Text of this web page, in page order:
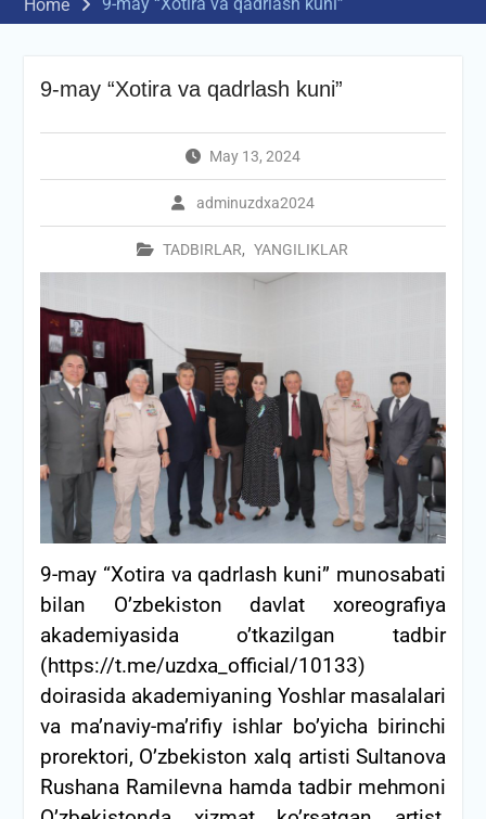
Home
9-may “Xotira va qadrlash kuni”
May 13, 2024
adminuzdxa2024
TADBIRLAR, YANGILIKLAR
9-may “Xotira va qadrlash kuni” munosabati
bilan O’zbekiston davlat xoreografiya
akademiyasida o’tkazilgan tadbir
(https://t.me/uzdxa_official/10133)
doirasida akademiyaning Yoshlar masalalari
va ma’naviy-ma’rifiy ishlar bo’yicha birinchi
prorektori, O’zbekiston xalq artisti Sultanova
Rushana Ramilevna hamda tadbir mehmoni